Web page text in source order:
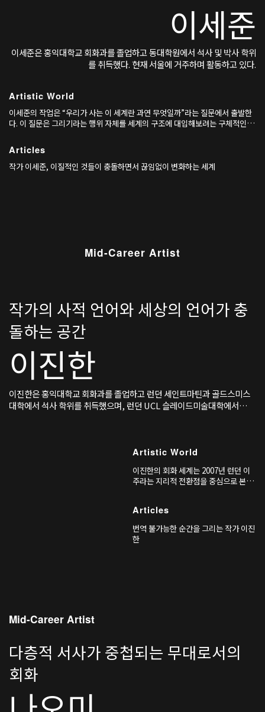
이세준
이세준은 홍익대학교 회화과를 졸업하고 동대학원에서 석사 및 박사 학위
를 취득했다. 현재 서울에 거주하며 활동하고 있다.
Artistic World
이세준의 작업은 “우리가 사는 이 세계란 과연 무엇일까”라는 질문에서 출발한
다. 이 질문은 그리기라는 행위 자체를 세계의 구조에 대입해보려는 구체적인 시
사물과 이미지, 기억과 관념, 감각과 서사가 충돌하면서 끊임없이 변화하는 유
기적 구조에 가깝다.
Articles
작가 이세준, 이질적인 것들이 충돌하면서 끊임없이 변화하는 세계
Mid-Career Artist
작가의 사적 언어와 세상의 언어가 충
돌하는 공간
이진한
이진한은 홍익대학교 회화과를 졸업하고 런던 세인트마틴과 골드스미스
대학에서 석사 학위를 취득했으며, 런던 UCL 슬레이드미술대학에서
Artistic World
이진한의 회화 세계는 2007년 런던 이
주라는 지리적 전환점을 중심으로 본격
끼는 언어적 단절, 사랑하는 이들과의
이별에서 비롯된 외로움, 그리고 그 감
정들을 말로 정확히 표현할 수 없다는
절박함이었다.
Articles
번역 불가능한 순간을 그리는 작가 이진
한
Mid-Career Artist
다층적 서사가 중첩되는 무대로서의
회화